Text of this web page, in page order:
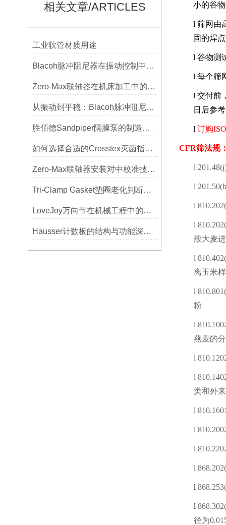
相关文章/ARTICLES
工业软管材质用途
Blacoh脉冲阻尼器在振动控制中的作用分析
Zero-Max联轴器在机床加工中的应用及精度保证方法
从振动到平稳：Blacoh脉冲阻尼器在泵系统中的应用
胜佰德Sandpiper隔膜泵的制造工艺和技术难点
如何选择合适的Crosstex灭菌指示标签？
Zero-Max联轴器安装对中校准技巧与常见误差分析
Tri-Clamp Gasket垫圈老化判断，定期更换维护要点
LoveJoy万向节在机械工程中的重要性
Hausser计数板的结构与功能深度解析
小的谷
l 筛网由
固的焊
l 谷物测
l 每个筛
l 交付前
日后参
l 订购
CFR筛法规
l
l
l
l
般大麦
l
离玉米
l
粉
l
燕麦的
l
l
类和外
l
l
l
l
l
l
径为